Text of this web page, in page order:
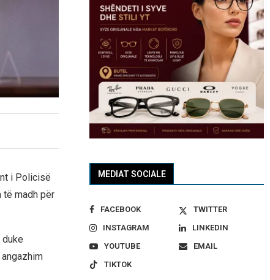
i Policisë
të madh për
MEDIAT SOCIALE
FACEBOOK
TWITTER
INSTAGRAM
LINKEDIN
YOUTUBE
EMAIL
TIKTOK